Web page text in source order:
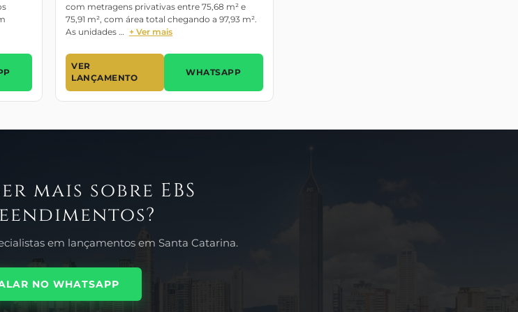
com metragens privativas entre 75,68 m² e
75,91 m², com área total chegando a 97,93 m².
As unidades … + Ver mais
VER
LANÇAMENTO
WHATSAPP
mais sobre EBS
em lançamentos em Santa Catarina.
NO WHATSAPP